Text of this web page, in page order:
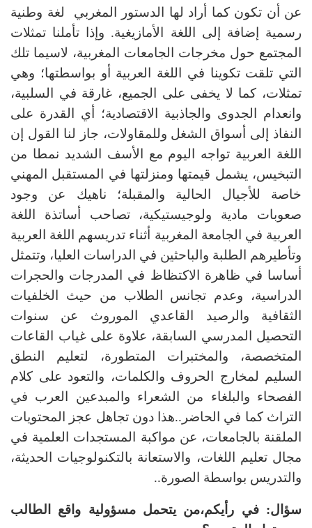
عن أن تكون كما أراد لها الدستور المغربي لغة وطنية
رسمية إضافة إلى اللغة الأمازيغية. وإذا تأملنا تمثلات
المجتمع حول مخرجات الجامعات المغربية، لاسيما تلك
التي تلقت تكوينا في اللغة العربية أو بواسطتها؛ وهي
تمثلات، كما لا يخفى على الجميع، غارقة في السلبية،
وانعدام الجدوى والجاذبية الاقتصادية؛ أي القدرة على
النفاذ إلى أسواق الشغل وللمقاولات، جاز لنا القول إن
اللغة العربية تواجه اليوم مع الأسف الشديد نمطا من
التبخيس، يشمل قيمتها ومنزلتها في المستقبل المهني
خاصة للأجيال الحالية والمقبلة؛ ناهيك عن وجود
صعوبات مادية ولوجيستيكية، تصاحب أساتذة اللغة
العربية في الجامعة المغربية أثناء تدريسهم اللغة العربية
وتأطيرهم الطلبة والباحثين في الدراسات العليا، وتتمثل
أساسا في ظاهرة الاكتظاظ في المدرجات والحجرات
الدراسية، وعدم تجانس الطلاب من حيث الخلفيات
الثقافية والرصيد القاعدي الموروث عن سنوات
التحصيل المدرسي السابقة، علاوة على غياب القاعات
المتخصصة، والمختبرات المتطورة، لتعليم النطق
السليم لمخارج الحروف والكلمات، والتعود على كلام
الفصحاء والبلغاء من الشعراء والمبدعين العرب في
التراث كما في الحاضر..هذا دون تجاهل عجز المحتويات
الملقنة بالجامعات، عن مواكبة المستجدات العلمية في
مجال تعليم اللغات، والاستعانة بالتكنولوجيات الحديثة،
والتدريس بواسطة الصورة..
سؤال: في رأيكم،من يتحمل مسؤولية واقع الطالب